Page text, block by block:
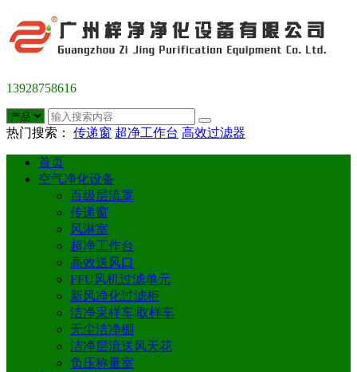
13928758616
热门搜索： 传递窗 超净工作台 高效过滤器
首页
空气净化设备
百级层流罩
传递窗
风淋室
超净工作台
高效送风口
FFU风机过滤单元
新风净化过滤柜
洁净采样车|取样车
无尘洁净棚
洁净层流送风天花
负压称量室